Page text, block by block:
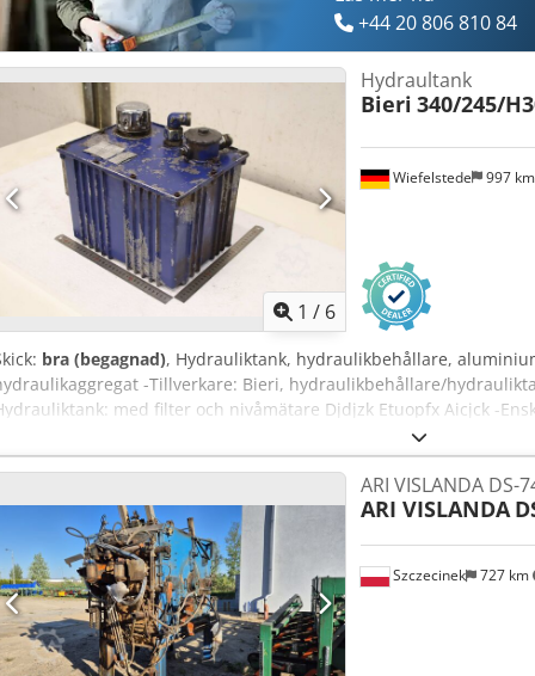
+44 20 806 810 84
1 / 6
Wiefelstede 997
Hydraultank
Bieri 340/245/
bra (begagnad), Hydrauliktank, hydraulikbehållare,
-Tillverkare: Bieri, hydraulikbehållare/
med filter och nivåmätare Djdjzk Etuopfx Aicjck -
Szczecinek 727 km
ARI VISLANDA DS-
ARI VISLANDA